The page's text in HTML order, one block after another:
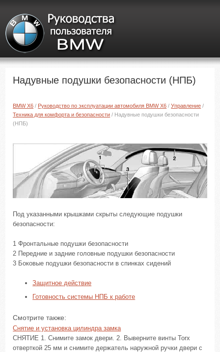
Надувные подушки безопасности (НПБ)
BMW X6 / Руководство по эксплуатации автомобиля BMW X6 /Управление /
Техника для комфорта и безопасности / Надувные подушки безопасности
(НПБ)
Под указанными крышками скрыты следующие подушки
безопасности:
1 Фронтальные подушки безопасности
2 Передние и задние головные подушки безопасности
3 Боковые подушки безопасности в спинках сидений
Защитное действие
Готовность системы НПБ к работе
Смотрите также:
Снятие и установка цилиндра замка
СНЯТИЕ 1. Снимите замок двери. 2. Выверните винты Torx
отверткой 25 мм и снимите держатель наружной ручки двери с